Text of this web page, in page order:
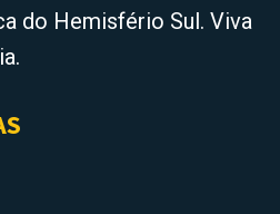
do Hemisfério Sul. Viva